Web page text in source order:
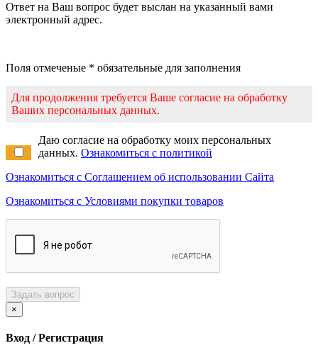
Ответ на Ваш вопрос будет выслан на указанный вами
электронный адрес.
Поля отмеченые * обязательные для заполнения
Для продолжения требуется Ваше согласие на обработку
Ваших персональных данных.
Даю согласие на обработку моих персональных
данных. Ознакомиться с политикой
Ознакомиться с Соглашением об использовании Сайта
Ознакомиться с Условиями покупки товаров
Задать вопрос
×
Вход / Регистрация